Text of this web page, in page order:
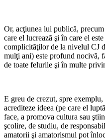
Or, acţiunea lui publică,
care el lucrează şi în care el
complicităţilor de la nivelul CJ
mulţi ani) este profund nocivă,
de toate felurile şi în multe
E greu de crezut, spre
acrediteze ideea (pe care el
face, a promova cultura sau
şcolire, de studiu, de
amatorii şi amatorismul pot